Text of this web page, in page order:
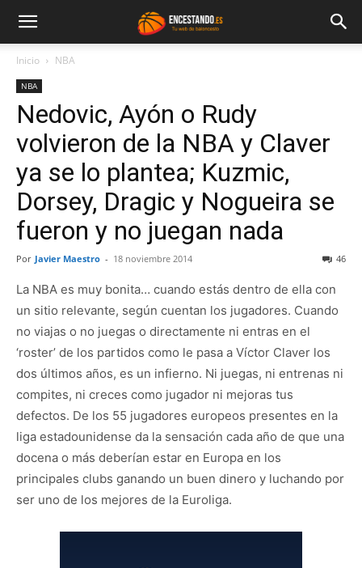
Inicio NBA
NBA
Nedovic, Ayón o Rudy
volvieron de la NBA y Claver
ya se lo plantea; Kuzmic,
Dorsey, Dragic y Nogueira se
fueron y no juegan nada
Por Javier Maestro - 18 noviembre 2014 46
La NBA es muy bonita… cuando estás dentro de ella con
un sitio relevante, según cuentan los jugadores. Cuando
no viajas o no juegas o directamente ni entras en el
‘roster’ de los partidos como le pasa a Víctor Claver los
dos últimos años, es un infierno. Ni juegas, ni entrenas ni
compites, ni creces como jugador ni mejoras tus
defectos. De los 55 jugadores europeos presentes en la
liga estadounidense da la sensación cada año de que una
docena o más deberían estar en Europa en los
principales clubs ganando un buen dinero y luchando por
ser uno de los mejores de la Euroliga.